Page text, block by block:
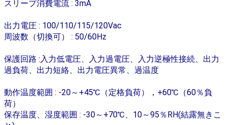
スリープ消費電流 : 3mA
出力電圧 : 100/110/115/120Vac
周波数（切換可） : 50/60Hz
保護回路 :入力低電圧、入力過電圧、入力逆極性接続、出力
過負荷、出力短絡、出力電圧異常、過温度
動作温度範囲 : -20～+45℃（定格負荷），+60℃（60％負
荷）
保存温度、湿度範囲 : -30～+70℃、10～95％RH(結露無きこ